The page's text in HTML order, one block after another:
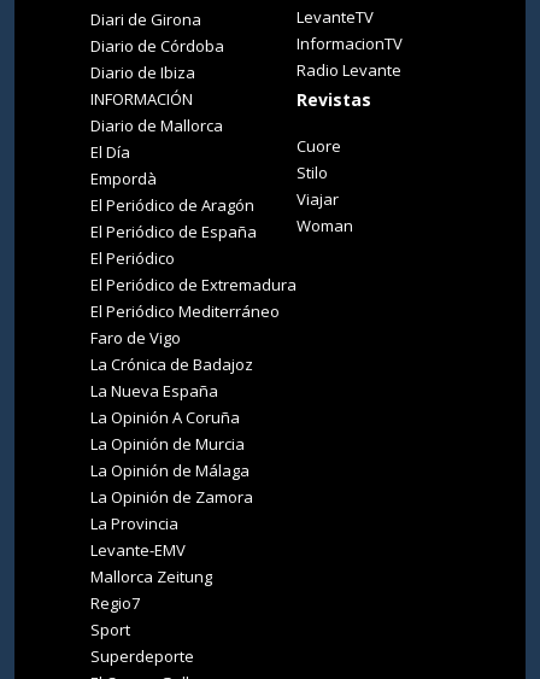
Diari de Girona
Diario de Córdoba
Diario de Ibiza
INFORMACIÓN
Diario de Mallorca
El Día
Empordà
El Periódico de Aragón
El Periódico de España
El Periódico
El Periódico de Extremadura
El Periódico Mediterráneo
Faro de Vigo
La Crónica de Badajoz
La Nueva España
La Opinión A Coruña
La Opinión de Murcia
La Opinión de Málaga
La Opinión de Zamora
La Provincia
Levante-EMV
Mallorca Zeitung
Regio7
Sport
Superdeporte
LevanteTV
InformacionTV
Radio Levante
Revistas
Cuore
Stilo
Viajar
Woman